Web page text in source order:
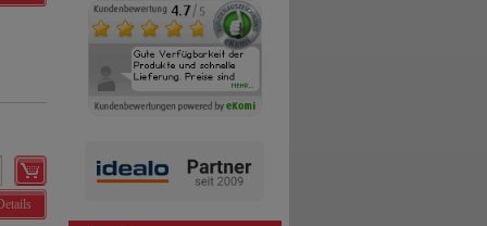
Details